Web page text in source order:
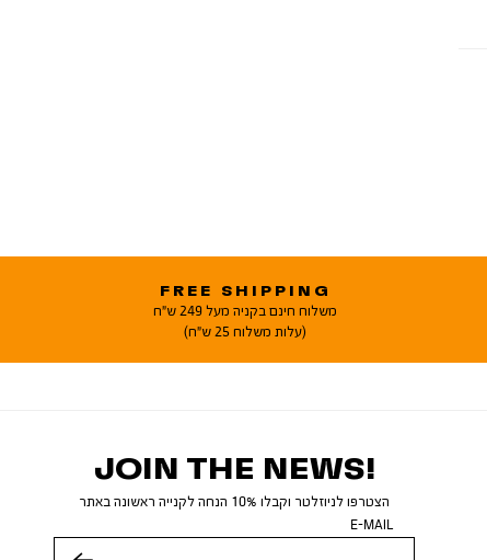
FREE SHIPPING
משלוח חינם בקניה מעל 249 ש"ח
(עלות משלוח 25 ש"ח)
JOIN THE NEWS!
הצטרפו לניוזלטר וקבלו 10% הנחה לקנייה ראשונה באתר
E-MAIL